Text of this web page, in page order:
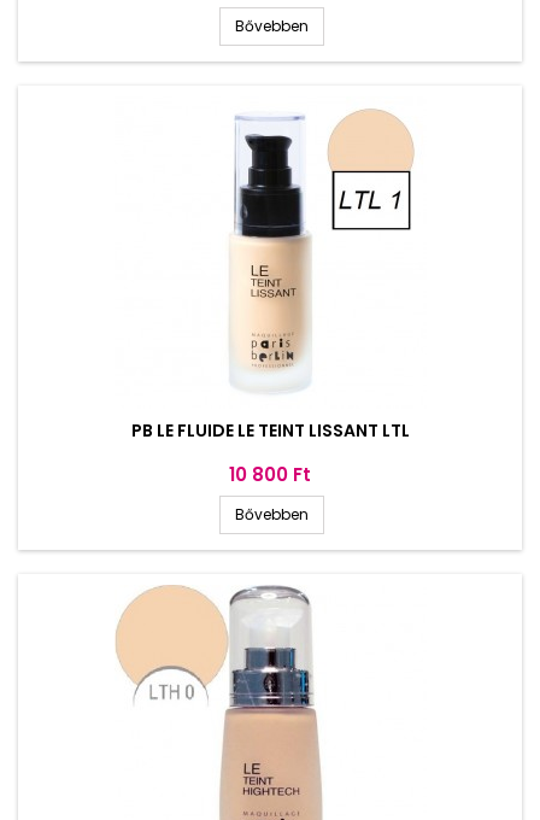
Bővebben
PB LE FLUIDE LE TEINT LISSANT LTL
Ár
10 800 Ft
Bővebben